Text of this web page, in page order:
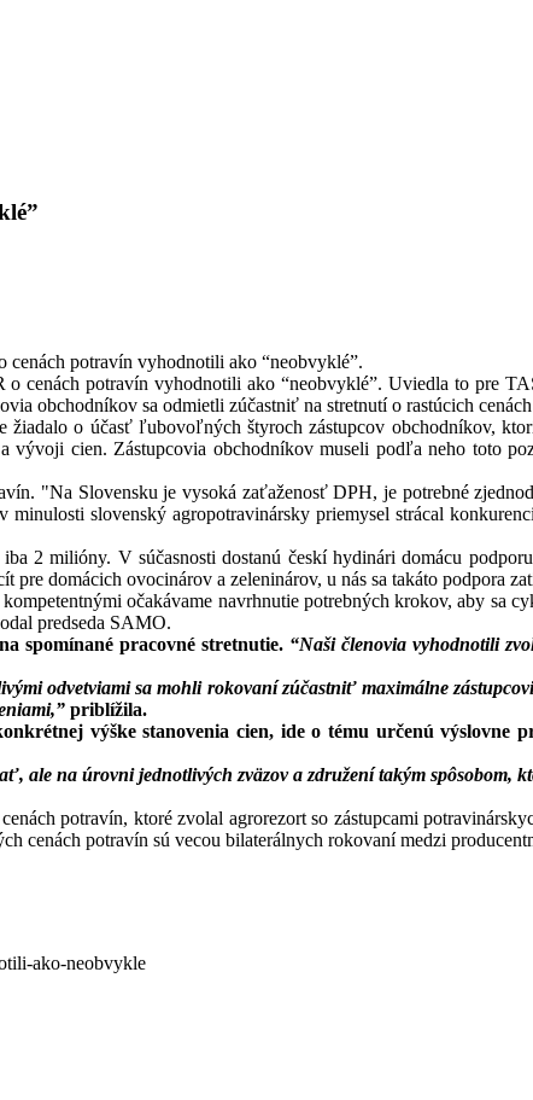
cenách potravín vyhodnotili ako “neobvyklé”.
cenách potravín vyhodnotili ako “neobvyklé”. Uviedla to pre
obchodníkov sa odmietli zúčastniť na stretnutí o rastúcich
o účasť ľubovoľných štyroch zástupcov obchodníkov,
cien. Zástupcovia obchodníkov museli podľa neho toto
"Na Slovensku je vysoká zaťaženosť DPH, je potrebné
slovenský agropotravinársky priemysel strácal
2 milióny. V súčasnosti dostanú českí hydinári domácu
domácich ovocinárov a zeleninárov, u nás sa takáto podpora
očakávame navrhnutie potrebných krokov, aby sa
predseda SAMO.
spomínané pracovné stretnutie. “Naši členovia vyhodnotili
odvetviami sa mohli rokovaní zúčastniť maximálne
priblížila.
výške stanovenia cien, ide o tému určenú výslovne
ale na úrovni jednotlivých zväzov a združení takým spôsobom,
potravín, ktoré zvolal agrorezort so zástupcami
cenách potravín sú vecou bilaterálnych rokovaní medzi
ako-neobvykle